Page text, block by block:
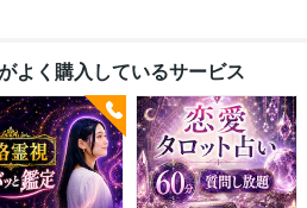
よく購入しているサービス